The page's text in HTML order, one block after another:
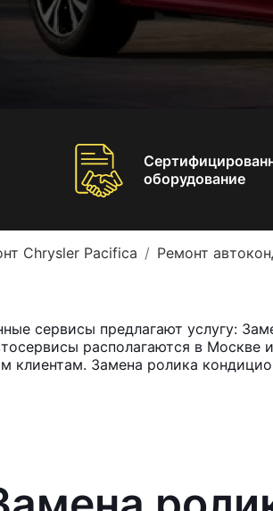
оборудование
Chrysler Pacifica Ремонт
сервисы предлагают услугу:
располагаются в
клиентам. Замена ролика